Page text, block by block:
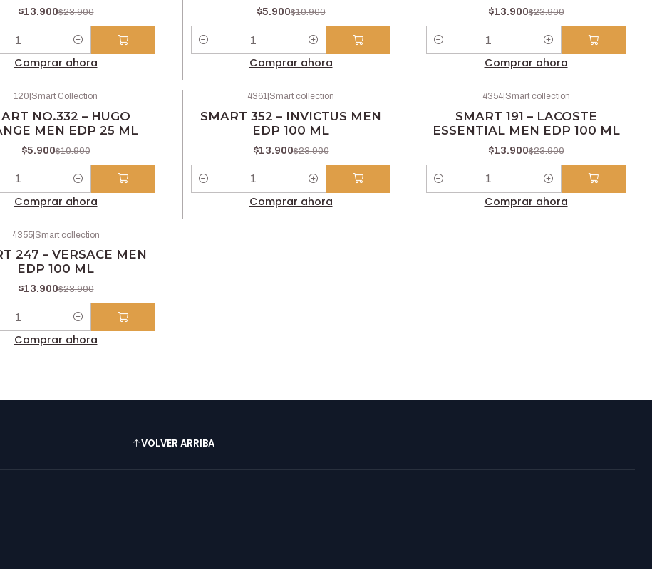
$13.900$23.900
Comprar ahora
$5.900$10.900
Comprar ahora
$13.900$23.900
Comprar ahora
120 Smart Collection
NO.332 – HUGO
MEN EDP 25 ML
$5.900$10.900
Comprar ahora
4361 Smart collection
SMART 352 – INVICTUS MEN
EDP 100 ML
$13.900$23.900
Cantidad
Comprar ahora
4354| Smart collection
SMART 191 – LACOSTE
ESSENTIAL MEN EDP 100 ML
$13.900$23.900
Cantidad
Comprar ahora
4355|Smart collection
247 – VERSACE MEN
EDP 100 ML
$13.900$23.900
Comprar ahora
VOLVER ARRIBA